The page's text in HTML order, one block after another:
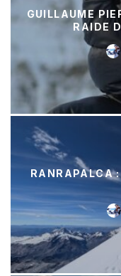
GUILLAUME
RAIDE
RANRAPALCA :